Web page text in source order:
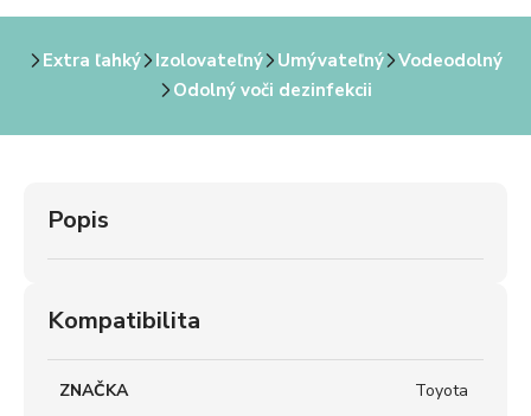
Extra ľahký Izolovateľný Umývateľný
Vodeodolný
Odolný voči dezinfekcii
Popis
Kompatibilita
ZNAČKA Toyota